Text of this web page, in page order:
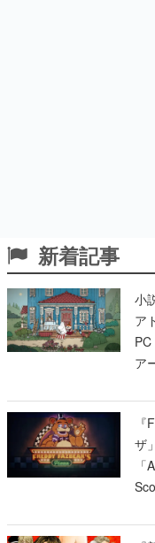
新着記事
小
ア
ア
ザ
る